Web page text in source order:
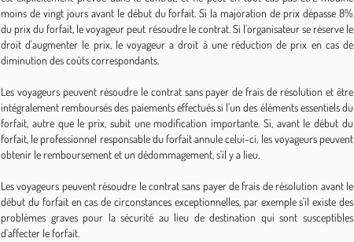
moins de vingt jours avant le début du forfait. Si la majoration de prix dépasse 8%
du prix du forfait, le voyageur peut résoudre le contrat. Si l'organisateur se réserve le
droit d'augmenter le prix, le voyageur a droit à une réduction de prix en cas de
diminution des coûts correspondants.
Les voyageurs peuvent résoudre le contrat sans payer de frais de résolution et être
intégralement remboursés des paiements effectués si l'un des éléments essentiels du
forfait, autre que le prix, subit une modification importante. Si, avant le début du
forfait, le professionnel responsable du forfait annule celui-ci, les voyageurs peuvent
obtenir le remboursement et un dédommagement, s'il y a lieu.
Les voyageurs peuvent résoudre le contrat sans payer de frais de résolution avant le
début du forfait en cas de circonstances exceptionnelles, par exemple s'il existe des
problèmes graves pour la sécurité au lieu de destination qui sont susceptibles
d'affecter le forfait.